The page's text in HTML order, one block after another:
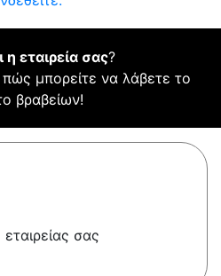
η εταιρεία σας?
πώς μπορείτε να λάβετε το
βραβείων!
σας